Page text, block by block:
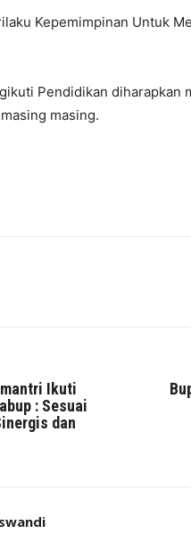
Kepemimpinan Untuk
Pendidikan diharapkan
masing.
Ikuti
: Sesuai
dan